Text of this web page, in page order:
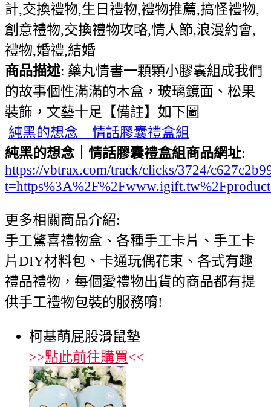
計,交換禮物,生日禮物,禮物推薦,搞怪禮物,
創意禮物,交換禮物攻略,情人節,浪漫約會,
禮物,婚禮,結婚
商品描述: 藥丸情書一顆顆小膠囊組成我們
的故事個性滿滿的木盒，玻璃鏡面、松果
裝飾，文藝十足【備註】如下圖
純黑的想念｜情話膠囊禮盒組
純黑的想念｜情話膠囊禮盒組商品網址:
https://vbtrax.com/track/clicks/3724/
更多相關商品介紹:
手工驚喜禮物盒、各種手工卡片、手工卡
片DIY材料包、卡通玩偶花束、各式有趣
禮品禮物，每個愛禮物出貨的商品都有提
供手工禮物包裝的服務唷!
柯基萌屁股滑鼠墊
>>點此前往購買<<